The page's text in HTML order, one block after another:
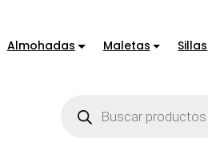
Almohadas Maletas Sillas
productos